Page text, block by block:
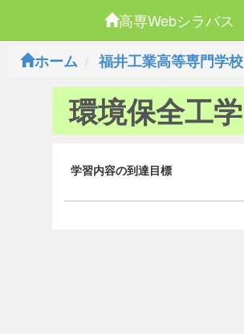
高専Webシラバス
ホーム
福井工業高等専門学校
環境保全工学
学習内容の到達目標